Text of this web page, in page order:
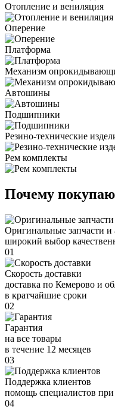
Отопление и вениляция
Оперение
Платформа
Механизм
Автошины
Подшипники
Резино-технические
Рем комплекты
Почему
Оригинальные запчасти и
широкий выбор
01
Скорость доставки
доставка по Кемерово и
в кратчайшие сроки
02
Гарантия
на все товары
в течение 12 месяцев
03
Поддержка клиентов
помощь специалистов
04